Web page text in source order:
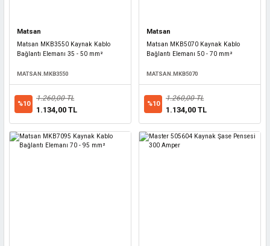
Matsan
Matsan MKB3550 Kaynak Kablo
Bağlantı Elemanı 35 - 50 mm²
MATSAN.MKB3550
%10
1.260,00 TL
1.134,00 TL
Matsan
Matsan MKB5070 Kaynak Kablo
Bağlantı Elemanı 50 - 70 mm²
MATSAN.MKB5070
%10
1.260,00 TL
1.134,00 TL